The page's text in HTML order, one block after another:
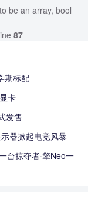
be an array, bool
87
期标配
卡
发售
器掀起电竞风暴
台掠夺者·擎Neo一